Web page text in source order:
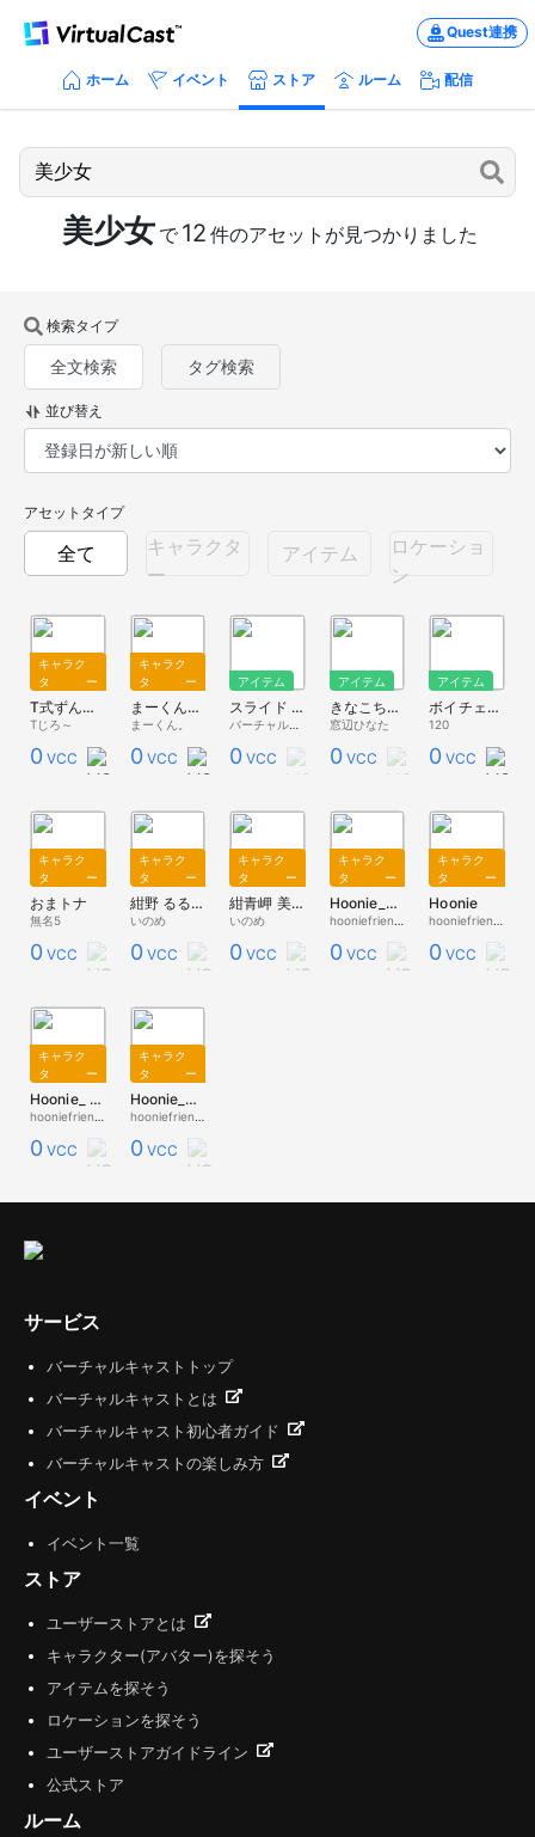
Quest連携
ホーム イベント ストア ルーム 配信
美少女 で 12 件のアセットが見つかりました
検索タイプ
全文検索 タグ検索
並び替え
アセットタイプ
全て
キャラクタ
ー
アイテム
ロケーショ
ン
キャラク
ター
T式ずんだもんデスヨゥ_v0.91
Tじろ～
0 VCC
キャラク
ター
まーくんが作った女の子１
まーくん。
0 VCC
アイテム
スライド ソーシャルVR国勢調査2021
0 VCC
アイテム
きなこちゃん
窓辺ひなた
0 VCC
アイテム
ボイチェン美少女とイチャつきたい部屋にあるヤツ
120
0 VCC
キャラク
ター
おまトナ
無名5
0 VCC
キャラク
ター
紺野 るるな
いのめ
0 VCC
キャラク
ター
紺青岬 美夏
いのめ
0 VCC
キャラク
ター
Hoonie_Yukata
0 VCC
キャラク
ター
Hoonie
0 VCC
キャラク
ター
Hoonie_ Maid
0 VCC
キャラク
ター
Hoonie_Sport
0 VCC
サービス
バーチャルキャストトップ
バーチャルキャストとは
バーチャルキャスト初心者ガイド
バーチャルキャストの楽しみ方
イベント
イベント一覧
ストア
ユーザーストアとは
キャラクター(アバター)を探そう
アイテムを探そう
ロケーションを探そう
ユーザーストアガイドライン
公式ストア
ルーム